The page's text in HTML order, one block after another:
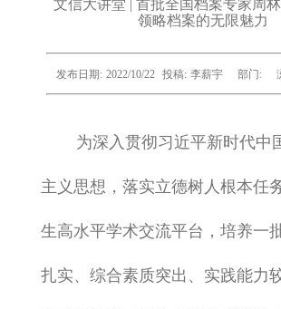
文信大讲堂 | 首批全国档案专家周
领略档案的无限魅力
发布日期: 2022/10/22 投稿: 李薪宇 部门:
为深入贯彻习近平新时代中
主义思想，落实立德树人根本任
生高水平学术交流平台，培养一
扎实、综合素质突出、实践能力